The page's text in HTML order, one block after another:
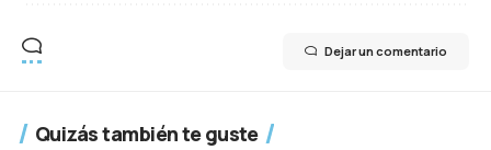
Dejar un comentario
Quizás también te guste